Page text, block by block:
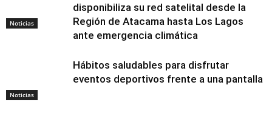
Noticias
disponibiliza su red satelital desde la
Región de Atacama hasta Los Lagos
ante emergencia climática
Noticias
Hábitos saludables para disfrutar
eventos deportivos frente a una pantalla